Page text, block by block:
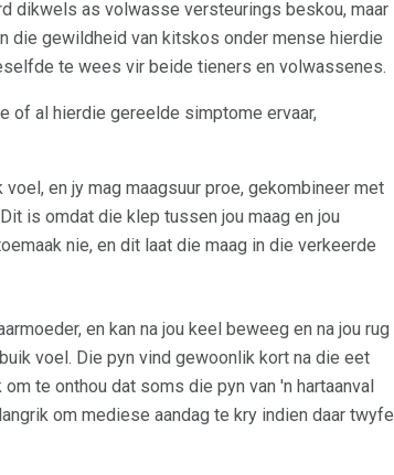
dikwels as volwasse versteurings beskou, maar
die gewildheid van kitskos onder mense hierdie
te wees vir beide tieners en volwassenes.
of al hierdie gereelde simptome ervaar,
en jy mag maagsuur proe, gekombineer met
is omdat die klep tussen jou maag en jou
nie, en dit laat die maag in die verkeerde
en kan na jou keel beweeg en na jou rug
voel. Die pyn vind gewoonlik kort na die eet
te onthou dat soms die pyn van 'n hartaanval
om mediese aandag te kry indien daar twyfel